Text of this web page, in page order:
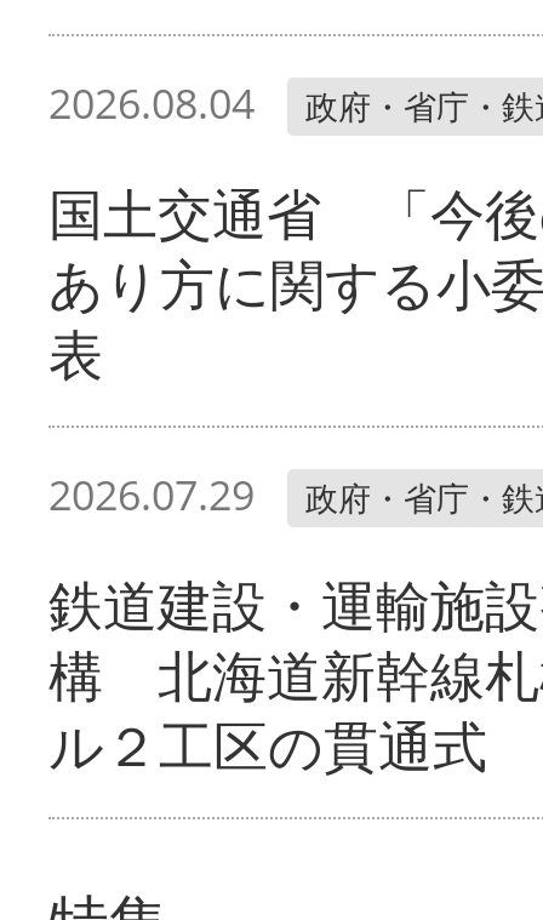
2026.08.04 政府・省庁・
国土交通省 「今
あり方に関する小
表
2026.07.29 政府・省庁・
鉄道建設・運輸施
構 北海道新幹線
ル２工区の貫通式